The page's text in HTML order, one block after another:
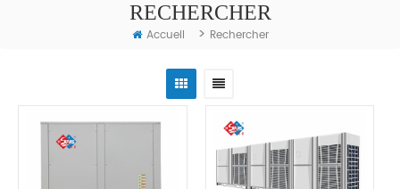
RECHERCHER
Accueil > Rechercher